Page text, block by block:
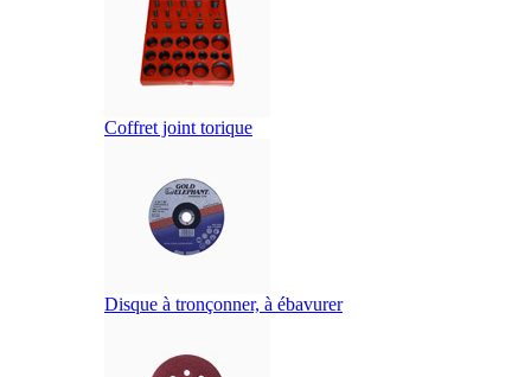
Coffret joint torique
Disque à tronçonner, à ébavurer